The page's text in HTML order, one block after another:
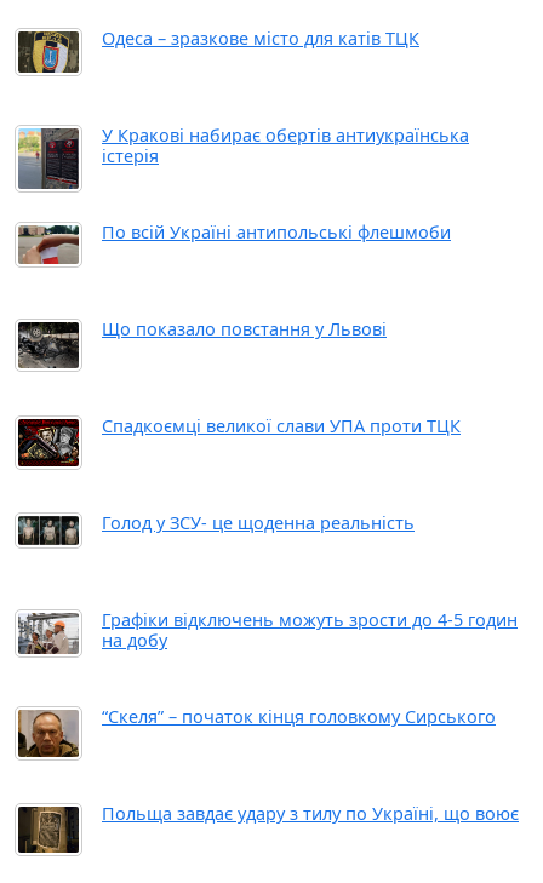
Одеса – зразкове місто для катів ТЦК
У Кракові набирає обертів антиукраїнська
істерія
По всій Україні антипольські флешмоби
Що показало повстання у Львові
Спадкоємці великої слави УПА проти ТЦК
Голод у ЗСУ- це щоденна реальність
Графіки відключень можуть зрости до 4-5 годин
на добу
“Скеля” – початок кінця головкому Сирського
Польща завдає удару з тилу по Україні, що воює